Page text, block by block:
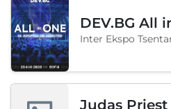
Judas Priest